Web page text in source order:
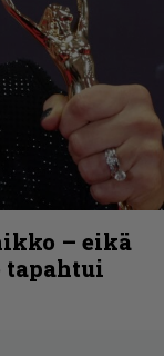
– eikä
tapahtui